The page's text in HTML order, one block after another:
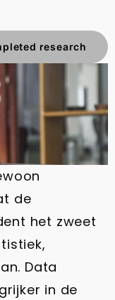
research
de
het zweet
Data
in de